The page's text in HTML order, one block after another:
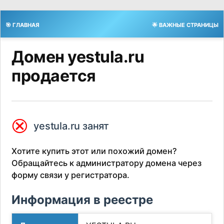
🎯 ГЛАВНАЯ 🌟 ВАЖНЫЕ СТРАНИЦЫ
Домен yestula.ru
продается
⮿ yestula.ru занят
Хотите купить этот или похожий домен?
Обращайтесь к администратору домена через
форму связи у регистратора.
Информация в реестре